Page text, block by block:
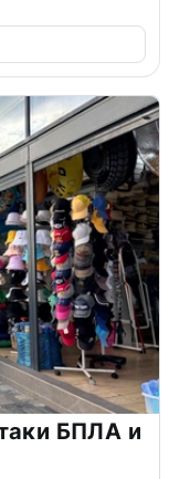
БПЛА и